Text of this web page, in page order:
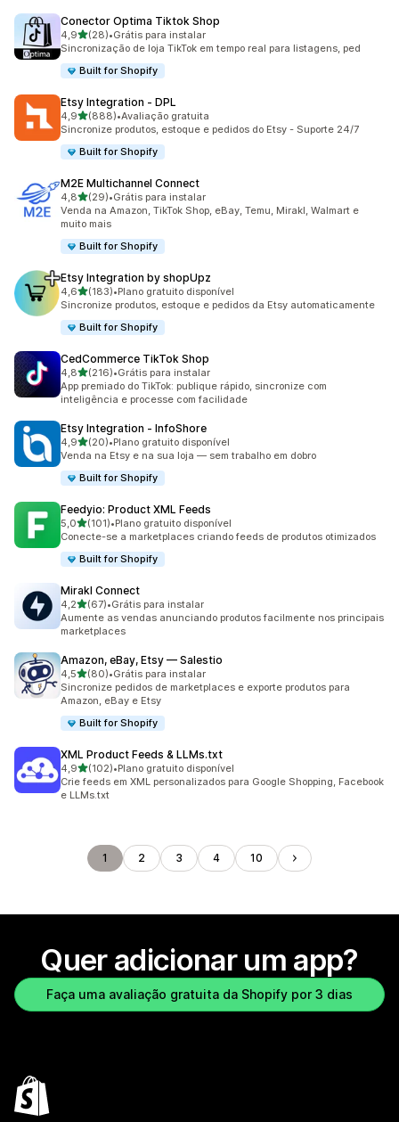
Conector Optima Tiktok Shop
4,9de 5 estrelas
(28)
28 avaliações ao todo
•Grátis para instalar
Sincronização de loja TikTok em tempo real para listagens, ped
Built for Shopify
Etsy Integration ‑ DPL
4,9de 5 estrelas
(888)
888 avaliações ao todo
•Avaliação gratuita
Sincronize produtos, estoque e pedidos do Etsy - Suporte 24/7
Built for Shopify
M2E Multichannel Connect
4,8de 5 estrelas
(29)
29 avaliações ao todo
•Grátis para instalar
Venda na Amazon, TikTok Shop, eBay, Temu, Mirakl, Walmart e
muito mais
Built for Shopify
Etsy Integration by shopUpz
4,6de 5 estrelas
(183)
183 avaliações ao todo
•Plano gratuito disponível
Sincronize produtos, estoque e pedidos da Etsy automaticamente
Built for Shopify
CedCommerce TikTok Shop
4,8de 5 estrelas
(216)
216 avaliações ao todo
•Grátis para instalar
App premiado do TikTok: publique rápido, sincronize com
inteligência e processe com facilidade
Etsy Integration ‑ InfoShore
4,9de 5 estrelas
(20)
20 avaliações ao todo
•Plano gratuito disponível
Venda na Etsy e na sua loja — sem trabalho em dobro
Built for Shopify
Feedyio: Product XML Feeds
5,0de 5 estrelas
(101)
101 avaliações ao todo
•Plano gratuito disponível
Conecte-se a marketplaces criando feeds de produtos otimizados
Built for Shopify
Mirakl Connect
4,2de 5 estrelas
(67)
67 avaliações ao todo
•Grátis para instalar
Aumente as vendas anunciando produtos facilmente nos principais
marketplaces
Amazon, eBay, Etsy — Salestio
4,5de 5 estrelas
(80)
80 avaliações ao todo
•Grátis para instalar
Sincronize pedidos de marketplaces e exporte produtos para
Amazon, eBay e Etsy
Built for Shopify
XML Product Feeds & LLMs.txt
4,9de 5 estrelas
(102)
102 avaliações ao todo
•Plano gratuito disponível
Crie feeds em XML personalizados para Google Shopping, Facebook
e LLMs.txt
1 2 3 4 10
Quer adicionar um app?
Faça uma avaliação gratuita da Shopify por 3 dias